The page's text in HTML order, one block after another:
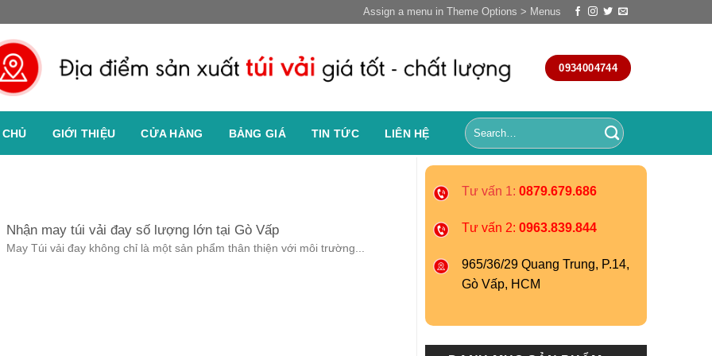
Assign a menu in Theme Options > Menus
0934004744
GIỚI THIỆU CỬA HÀNG BẢNG GIÁ TIN TỨC LIÊN HỆ
Nhận may túi vải đay số lượng lớn tại Gò Vấp
May Túi vải đay không chỉ là một sản phẩm thân thiện với môi trường...
Tư vấn 1: 0879.679.686
Tư vấn 2: 0963.839.844
965/36/29 Quang Trung, P.14,
Gò Vấp, HCM